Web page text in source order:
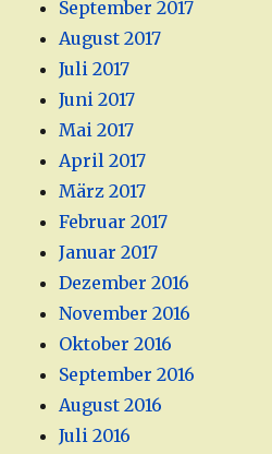
September 2017
August 2017
Juli 2017
Juni 2017
Mai 2017
April 2017
März 2017
Februar 2017
Januar 2017
Dezember 2016
November 2016
Oktober 2016
September 2016
August 2016
Juli 2016